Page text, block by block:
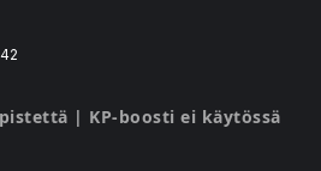
| KP-boosti ei käytössä